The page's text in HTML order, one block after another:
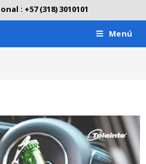
: +57 (318) 3010101
Menú